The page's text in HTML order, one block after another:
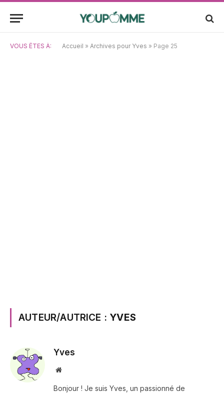
VOUS ÊTES À: Accueil » Archives pour Yves » Page 25
AUTEUR/AUTRICE : YVES
Yves
Site
Bonjour ! Je suis Yves, un passionné de